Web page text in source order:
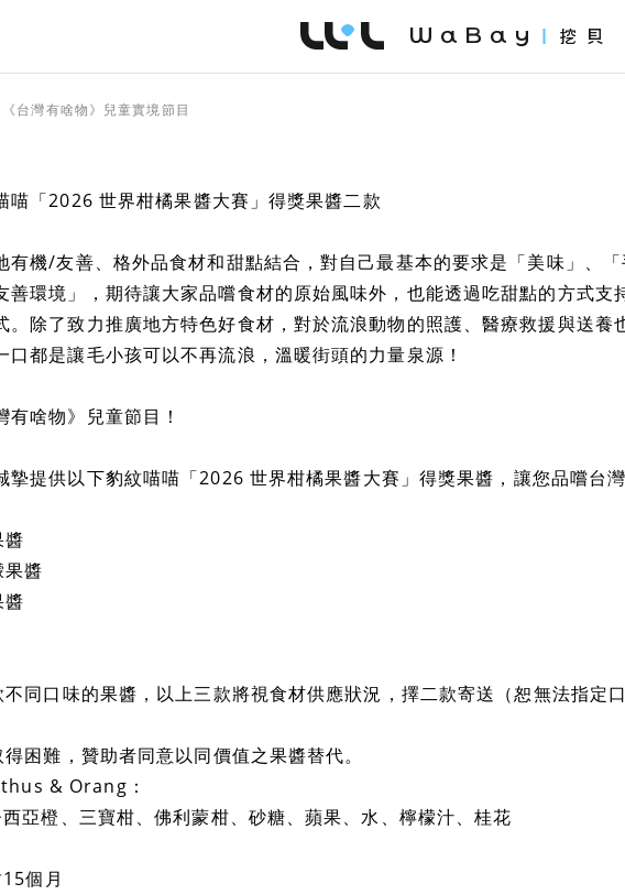
WaBay 挖貝 | 台灣最值得信賴的群眾
台灣有啥物》兒童實境節目
喵「2026 世界柑橘果醬大賽」得獎果醬二款
有機/友善、格外品食材和甜點結合，對自己最基本的要求是「美味」、「
善環境」，期待讓大家品嚐食材的原始風味外，也能透過吃甜點的方式支
。除了致力推廣地方特色好食材，對於流浪動物的照護、醫療救援與送養
口都是讓毛小孩可以不再流浪，溫暖街頭的力量泉源！
啥物》兒童節目！
摯提供以下豹紋喵喵「2026 世界柑橘果醬大賽」得獎果醬，讓您品嚐台灣
醬
果醬
醬
同口味的果醬，以上三款將視食材供應狀況，擇二款寄送（恕無法指定口
困難，贊助者同意以同價值之果醬替代。
& Orang：
亞橙、三寶柑、佛利蒙柑、砂糖、蘋果、水、檸檬汁、桂花
個月